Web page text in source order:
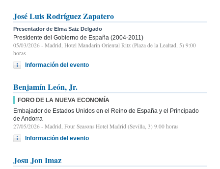
José Luis Rodríguez Zapatero
Presentador de Elma Saiz Delgado
Presidente del Gobierno de España (2004-2011)
05/03/2026 - Madrid, Hotel Mandarin Oriental Ritz (Plaza de la Lealtad, 5) 9:00
horas
Información del evento
Benjamín León, Jr.
FORO DE LA NUEVA ECONOMÍA
Embajador de Estados Unidos en el Reino de España y el Principado
de Andorra
27/05/2026 - Madrid, Four Seasons Hotel Madrid (Sevilla, 3) 9.00 horas
Información del evento
Josu Jon Imaz